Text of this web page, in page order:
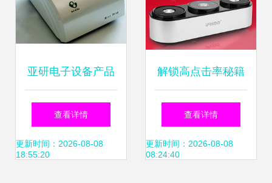
亚研电子设备产品
加盟前景分析 从产
品力到店铺运营的
查看详情
更新时间：2026-08-08
18:55:20
解锁高点击率秘籍
淘宝3C数码主图设
计实操指南
查看详情
更新时间：2026-08-08
08:24:40